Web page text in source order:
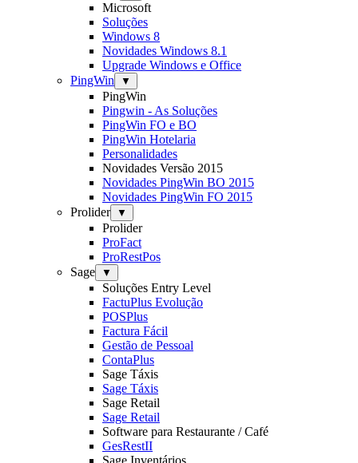
Microsoft
Soluções
Windows 8
Novidades Windows 8.1
Upgrade Windows e Office
PingWin
▼
PingWin
Pingwin - As Soluções
PingWin FO e BO
PingWin Hotelaria
Personalidades
Novidades Versão 2015
Novidades PingWin BO 2015
Novidades PingWin FO 2015
Prolider
▼
Prolider
ProFact
ProRestPos
Sage
▼
Soluções Entry Level
FactuPlus Evolução
POSPlus
Factura Fácil
Gestão de Pessoal
ContaPlus
Sage Táxis
Sage Táxis
Sage Retail
Sage Retail
Software para Restaurante / Café
GesRestII
Sage Inventários